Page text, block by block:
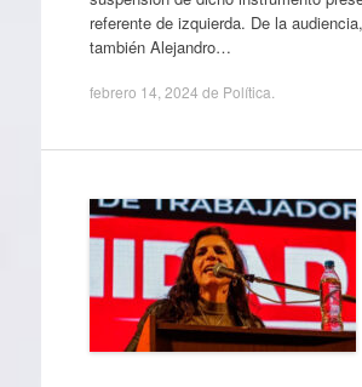
referente de izquierda. De la
también Alejandro…
febrero 14, 2024 de Política